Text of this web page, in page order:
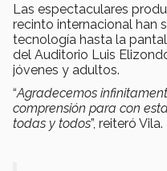
Las espectaculares
recinto internacional han
tecnología hasta la
del Auditorio Luis
jóvenes y adultos.
“Agradecemos
comprensión para con
todas y todos”, reiteró Vila.